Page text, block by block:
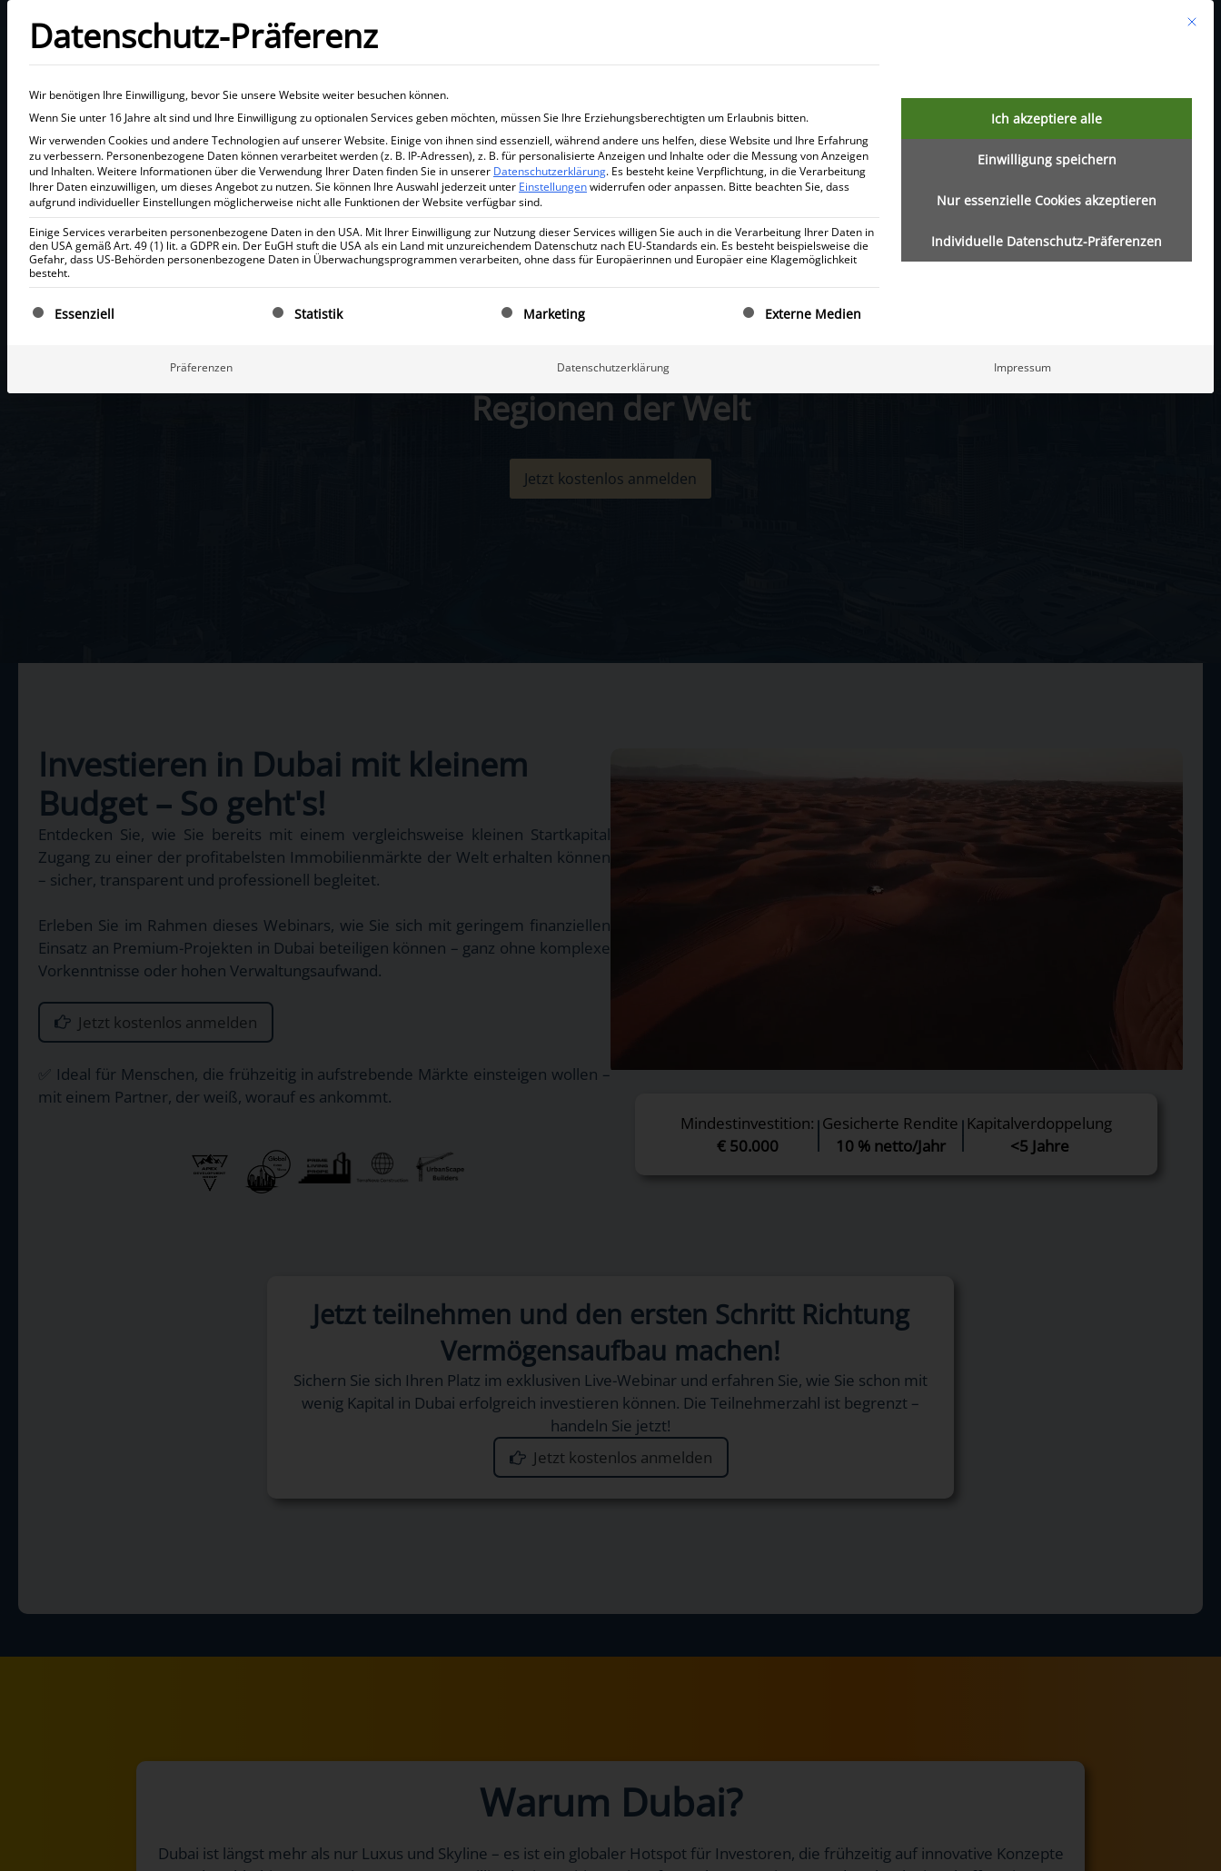
Exklusives Live-Webinar:
Investieren in Dubai mit kleinem Budget – So geht's!
Entdecken Sie renditestarke Investments in einer der wachstumsstärksten
Regionen der Welt
Jetzt kostenlos anmelden
Investieren in Dubai mit kleinem
Budget – So geht's!
Entdecken Sie, wie Sie bereits mit einem vergleichsweise kleinen Startkapital
Zugang zu einer der profitabelsten Immobilienmärkte der Welt erhalten können
– sicher, transparent und professionell begleitet.
Erleben Sie im Rahmen dieses Webinars, wie Sie sich mit geringem finanziellen
Einsatz an Premium-Projekten in Dubai beteiligen können – ganz ohne komplexe
Vorkenntnisse oder hohen Verwaltungsaufwand.
Jetzt kostenlos anmelden
✅ Ideal für Menschen, die frühzeitig in aufstrebende Märkte einsteigen wollen –
mit einem Partner, der weiß, worauf es ankommt.
Mindestinvestition:
€ 50.000
|Gesicherte Rendite
10 % netto/Jahr
| Kapitalverdoppelung
<5 Jahre
Jetzt teilnehmen und den ersten Schritt Richtung
Vermögensaufbau machen!
Sichern Sie sich Ihren Platz im exklusiven Live-Webinar und erfahren Sie, wie Sie schon mit
wenig Kapital in Dubai erfolgreich investieren können. Die Teilnehmerzahl ist begrenzt –
handeln Sie jetzt!
Jetzt kostenlos anmelden
Warum Dubai?
Dubai ist längst mehr als nur Luxus und Skyline – es ist ein globaler Hotspot für Investoren, die frühzeitig auf innovative Konzepte
Mit
Datenschutz-Präferenz
Wir benötigen Ihre Einwilligung, bevor Sie unsere Website weiter besuchen können.
Wenn Sie unter 16 Jahre alt sind und Ihre Einwilligung zu optionalen Services geben möchten, müssen Sie Ihre Erziehungsberechtigten um Erlaubnis bitten.
Wir verwenden Cookies und andere Technologien auf unserer Website. Einige von ihnen sind essenziell, während andere uns helfen, diese Website und Ihre Erfahrung
zu verbessern. Personenbezogene Daten können verarbeitet werden (z. B. IP-Adressen), z. B. für personalisierte Anzeigen und Inhalte oder die Messung von Anzeigen
und Inhalten.Weitere Informationen über die Verwendung Ihrer Daten finden Sie in unserer Datenschutzerklärung. Es besteht keine Verpflichtung, in die Verarbeitung
Ihrer Daten einzuwilligen, um dieses Angebot zu nutzen.Sie können Ihre Auswahl jederzeit unter Einstellungenwiderrufen oder anpassen. Bitte beachten Sie, dass
aufgrund individueller Einstellungen möglicherweise nicht alle Funktionen der Website verfügbar sind.
Einige Services verarbeiten personenbezogene Daten in den USA. Mit Ihrer Einwilligung zur Nutzung dieser Services willigen Sie auch in die Verarbeitung Ihrer Daten in
den USA gemäß Art. 49 (1) lit. a GDPR ein. Der EuGH stuft die USA als ein Land mit unzureichendem Datenschutz nach EU-Standards ein. Es besteht beispielsweise die
Gefahr, dass US-Behörden personenbezogene Daten in Überwachungsprogrammen verarbeiten, ohne dass für Europäerinnen und Europäer eine Klagemöglichkeit
besteht.
Es folgt eine Liste der Service-Gruppen, für die eine Einwilligung erteilt werden kann. Die erste Service-Gruppe ist essenziell und kann nicht abgewählt werden.
Essenziell Statistik Marketing Externe Medien
Ich akzeptiere alle
Einwilligung speichern
Nur essenzielle Cookies akzeptieren
Individuelle Datenschutz-Präferenzen
Präferenzen Datenschutzerklärung Impressum